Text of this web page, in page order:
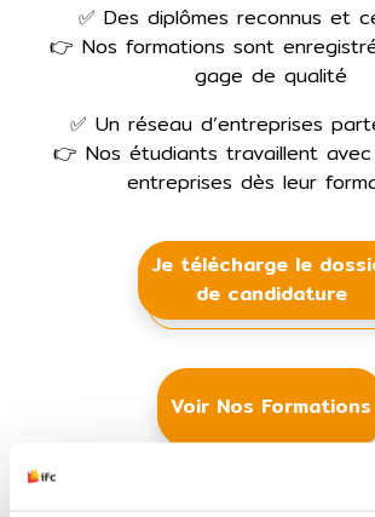
✅ Des diplômes reconnus et
👉 Nos formations sont
gage de qualité
✅ Un réseau d’entreprises
👉 Nos étudiants travaillent
entreprises dès leur
Je télécharge le
de candidature
Voir Nos Formations